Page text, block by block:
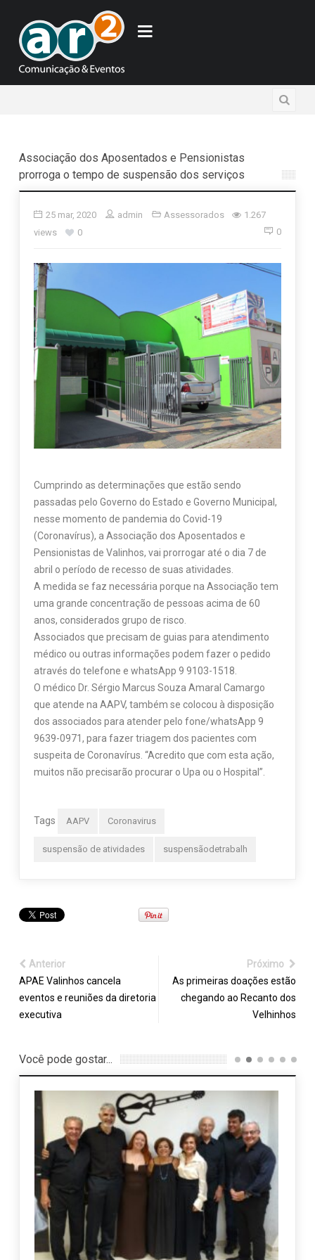
Associação dos Aposentados e Pensionistas
prorroga o tempo de suspensão dos serviços
25 mar, 2020 admin Assessorados
1.267
views
0 0
Cumprindo as determinações que estão sendo
passadas pelo Governo do Estado e Governo Municipal,
nesse momento de pandemia do Covid-19
(Coronavírus), a Associação dos Aposentados e
Pensionistas de Valinhos, vai prorrogar até o dia 7 de
abril o período de recesso de suas atividades.
A medida se faz necessária porque na Associação tem
uma grande concentração de pessoas acima de 60
anos, considerados grupo de risco.
Associados que precisam de guias para atendimento
médico ou outras informações podem fazer o pedido
através do telefone e whatsApp 9 9103-1518.
O médico Dr. Sérgio Marcus Souza Amaral Camargo
que atende na AAPV, também se colocou à disposição
dos associados para atender pelo fone/whatsApp 9
9639-0971, para fazer triagem dos pacientes com
suspeita de Coronavírus. “Acredito que com esta ação,
muitos não precisarão procurar o Upa ou o Hospital”.
Tags AAPV Coronavirus
suspensão de atividades suspensãodetrabalh
Anterior
APAE Valinhos cancela
eventos e reuniões da diretoria
executiva
Próximo
As primeiras doações estão
chegando ao Recanto dos
Velhinhos
Você pode gostar...